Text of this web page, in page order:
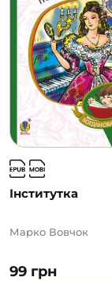
Інститутка
99 грн
Марко Вовчок